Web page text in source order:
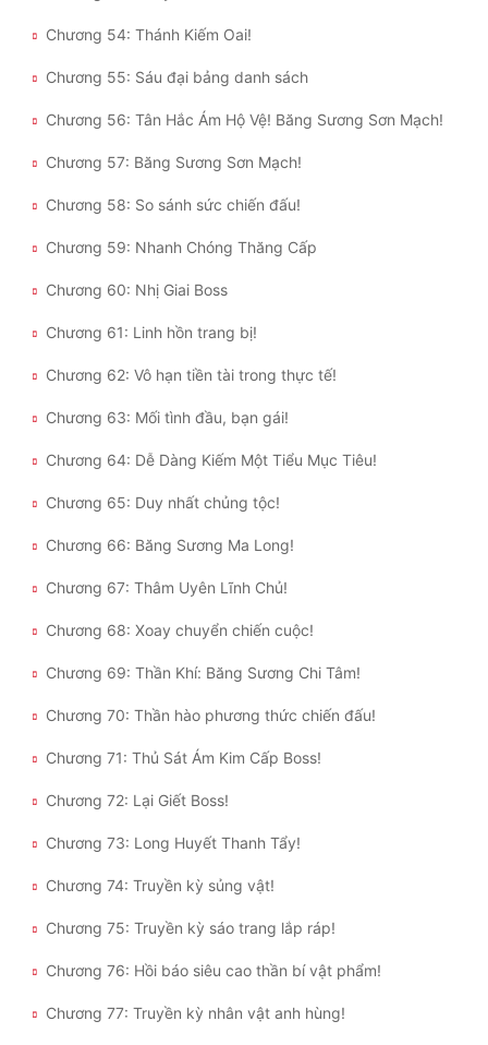
Điềm ĐạmChương 54: Thánh Kiếm Oai!
Chương 55: Sáu đại bảng danh sách
Chương 56: Tân Hắc Ám Hộ Vệ! Băng Sương Sơn Mạch!
Chương 57: Băng Sương Sơn Mạch!
Chương 58: So sánh sức chiến đấu!
Chương 59: Nhanh Chóng Thăng Cấp
Chương 60: Nhị Giai Boss
Chương 61: Linh hồn trang bị!
Chương 62: Vô hạn tiền tài trong thực tế!
Chương 63: Mối tình đầu, bạn gái!
Chương 64: Dễ Dàng Kiếm Một Tiểu Mục Tiêu!
Chương 65: Duy nhất chủng tộc!
Chương 66: Băng Sương Ma Long!
Chương 67: Thâm Uyên Lĩnh Chủ!
Chương 68: Xoay chuyển chiến cuộc!
Chương 69: Thần Khí: Băng Sương Chi Tâm!
Chương 70: Thần hào phương thức chiến đấu!
Chương 71: Thủ Sát Ám Kim Cấp Boss!
Chương 72: Lại Giết Boss!
Chương 73: Long Huyết Thanh Tẩy!
Chương 74: Truyền kỳ sủng vật!
Chương 75: Truyền kỳ sáo trang lắp ráp!
Chương 76: Hồi báo siêu cao thần bí vật phẩm!
Chương 77: Truyền kỳ nhân vật anh hùng!